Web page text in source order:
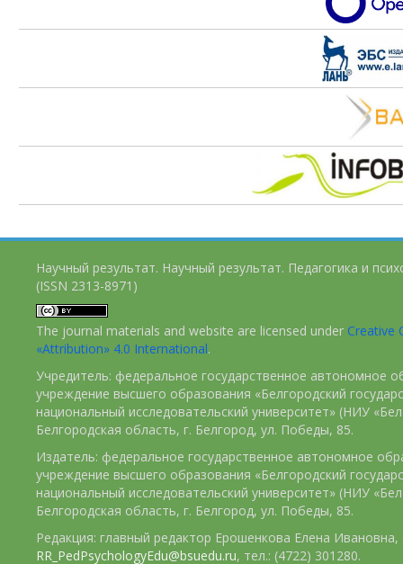
Научный результат. Научный результат. Педагогика и
(ISSN 2313-8971)
The journal materials and website are licensed under Creative
«Attribution» 4.0 International.
Учредитель: федеральное государственное автономное
учреждение высшего образования «Белгородский
национальный исследовательский университет» (НИУ
Белгородская область, г. Белгород, ул. Победы, 85.
Издатель: федеральное государственное автономное
учреждение высшего образования «Белгородский
национальный исследовательский университет» (НИУ
Белгородская область, г. Белгород, ул. Победы, 85.
Редакция: главный редактор Ерошенкова Елена Ивановна,
RR_PedPsychologyEdu@bsuedu.ru, тел.: (4722) 301280.